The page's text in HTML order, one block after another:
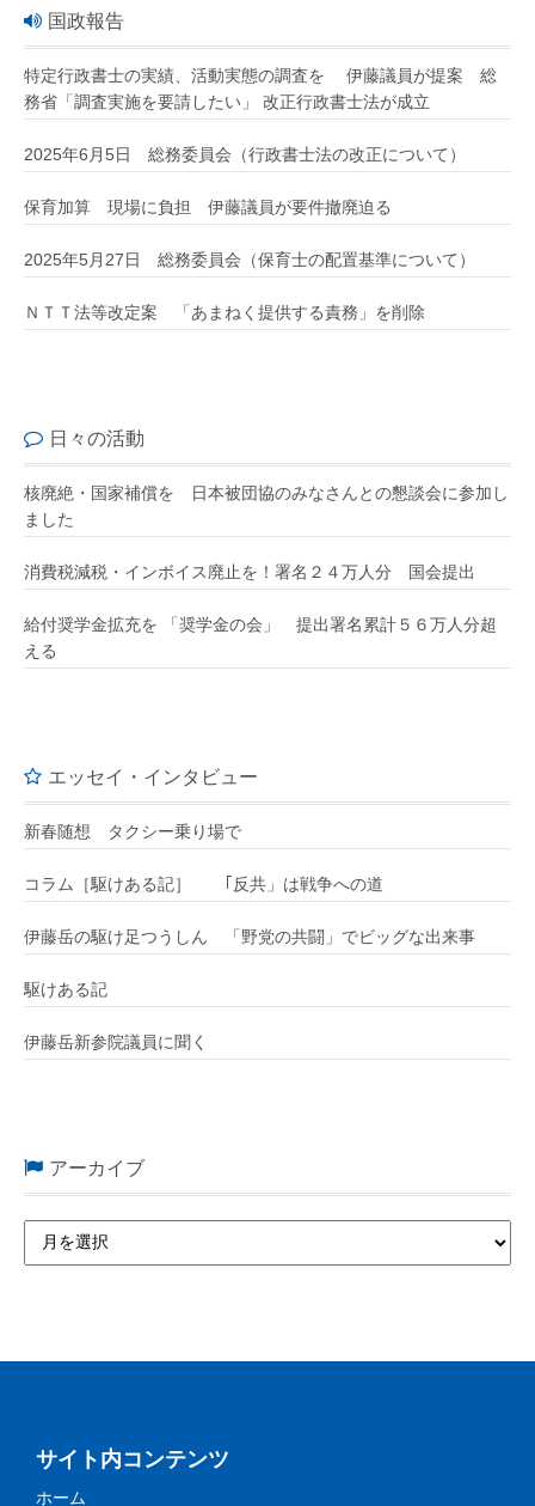
国政報告
特定行政書士の実績、活動実態の調査を 伊藤議員が提案 総
務省「調査実施を要請したい」 改正行政書士法が成立
2025年6月5日 総務委員会（行政書士法の改正について）
保育加算 現場に負担 伊藤議員が要件撤廃迫る
2025年5月27日 総務委員会（保育士の配置基準について）
ＮＴＴ法等改定案 「あまねく提供する責務」を削除
日々の活動
核廃絶・国家補償を 日本被団協のみなさんとの懇談会に参加し
ました
消費税減税・インボイス廃止を！署名２４万人分 国会提出
給付奨学金拡充を 「奨学金の会」 提出署名累計５６万人分超
える
エッセイ・インタビュー
新春随想 タクシー乗り場で
コラム［駆けある記］ ｢反共」は戦争への道
伊藤岳の駆け足つうしん 「野党の共闘」でビッグな出来事
駆けある記
伊藤岳新参院議員に聞く
アーカイブ
サイト内コンテンツ
ホーム